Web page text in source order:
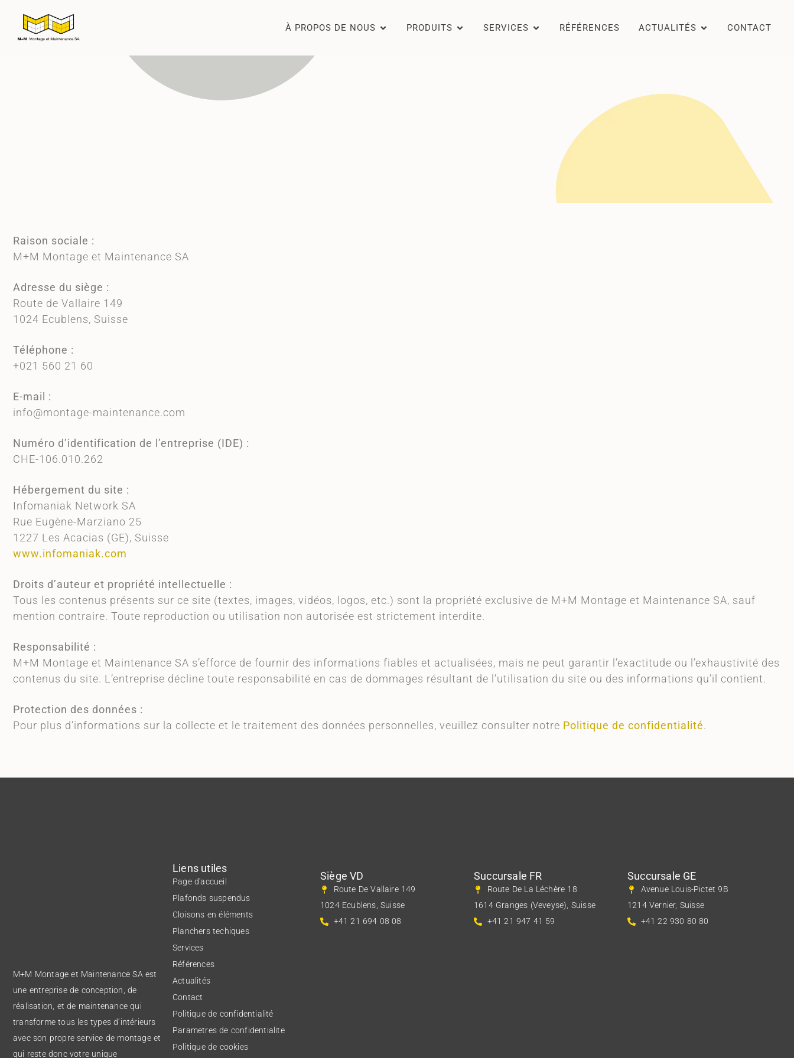
À PROPOS DE NOUS PRODUITS SERVICES RÉFÉRENCES ACTUALITÉS CONTACT
Raison sociale :
M+M Montage et Maintenance SA
Adresse du siège :
Route de Vallaire 149
1024 Ecublens, Suisse
Téléphone :
+021 560 21 60
E-mail :
info@montage-maintenance.com
Numéro d’identification de l’entreprise (IDE) :
CHE-106.010.262
Hébergement du site :
Infomaniak Network SA
Rue Eugène-Marziano 25
1227 Les Acacias (GE), Suisse
www.infomaniak.com
Droits d’auteur et propriété intellectuelle :
Tous les contenus présents sur ce site (textes, images, vidéos, logos, etc.) sont la propriété exclusive de M+M Montage et Maintenance SA, sauf
mention contraire. Toute reproduction ou utilisation non autorisée est strictement interdite.
Responsabilité :
M+M Montage et Maintenance SA s’efforce de fournir des informations fiables et actualisées, mais ne peut garantir l’exactitude ou l’exhaustivité des
contenus du site. L’entreprise décline toute responsabilité en cas de dommages résultant de l’utilisation du site ou des informations qu’il contient.
Protection des données :
Pour plus d’informations sur la collecte et le traitement des données personnelles, veuillez consulter notre Politique de confidentialité.
M+M Montage et Maintenance SA est
une entreprise de conception, de
réalisation, et de maintenance qui
transforme tous les types d’intérieurs
avec son propre service de montage et
qui reste donc votre unique
Liens utiles
Page d'accueil
Plafonds suspendus
Cloisons en éléments
Planchers techiques
Services
Références
Actualités
Contact
Politique de confidentialité
Parametres de confidentialite
Politique de cookies
Siège VD
Route De Vallaire 149
1024 Ecublens, Suisse
+41 21 694 08 08
Succursale FR
Route De La Léchère 18
1614 Granges (Veveyse), Suisse
+41 21 947 41 59
Succursale GE
Avenue Louis-Pictet 9B
1214 Vernier, Suisse
+41 22 930 80 80